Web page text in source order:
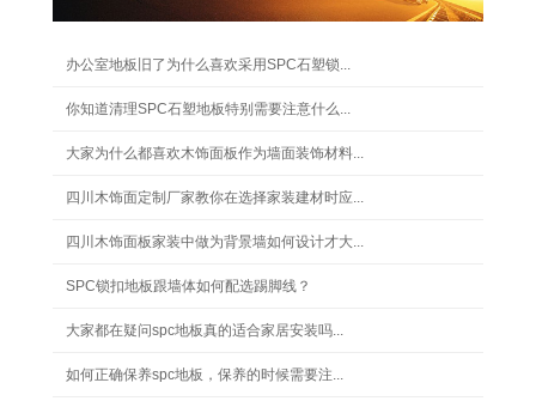
办公室地板旧了为什么喜欢采用SPC石塑锁...
你知道清理SPC石塑地板特别需要注意什么...
大家为什么都喜欢木饰面板作为墙面装饰材料...
四川木饰面定制厂家教你在选择家装建材时应...
四川木饰面板家装中做为背景墙如何设计才大...
SPC锁扣地板跟墙体如何配选踢脚线？
大家都在疑问spc地板真的适合家居安装吗...
如何正确保养spc地板，保养的时候需要注...